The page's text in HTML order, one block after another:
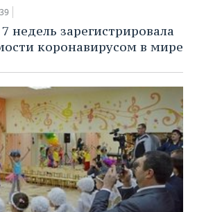
недель зарегистрировала
коронавирусом в мире